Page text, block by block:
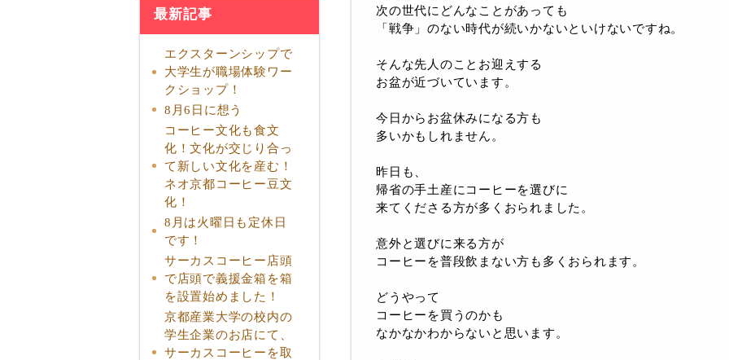
最新記事
エクスターンシップで
大学生が職場体験ワー
クショップ！
8月6日に想う
コーヒー文化も食文
化！文化が交じり合っ
て新しい文化を産む！
ネオ京都コーヒー豆文
化！
8月は火曜日も定休日
です！
サーカスコーヒー店頭
で店頭で義援金箱を箱
を設置始めました！
京都産業大学の校内の
学生企業のお店にて、
サーカスコーヒーを取
次の世代にどんなことがあっても
「戦争」のない時代が続いかないといけないですね。
そんな先人のことお迎えする
お盆が近づいています。
今日からお盆休みになる方も
多いかもしれません。
昨日も、
帰省の手土産にコーヒーを選びに
来てくださる方が多くおられました。
意外と選びに来る方が
コーヒーを普段飲まない方も多くおられます。
どうやって
コーヒーを買うのかも
なかなかわからないと思います。